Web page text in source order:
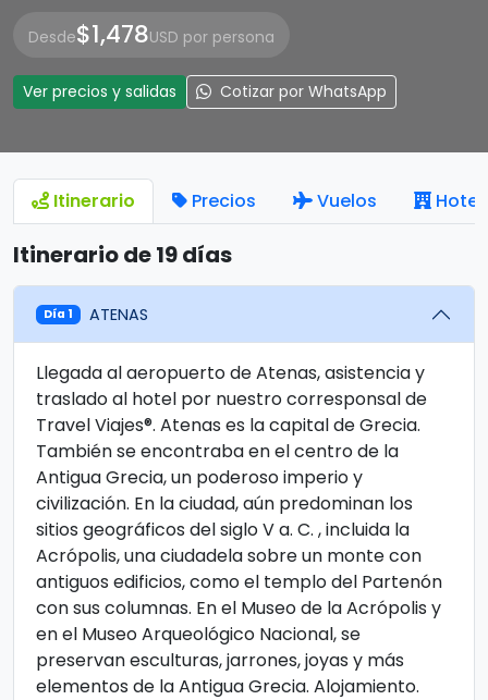
Desde$1,478USD por persona
Ver precios y salidas Cotizar por WhatsApp
Itinerario Precios Vuelos
Itinerario de 19 días
Día 1 ATENAS
Llegada al aeropuerto de Atenas, asistencia y
traslado al hotel por nuestro corresponsal de
Travel Viajes®. Atenas es la capital de Grecia.
También se encontraba en el centro de la
Antigua Grecia, un poderoso imperio y
civilización. En la ciudad, aún predominan los
sitios geográficos del siglo V a. C. , incluida la
Acrópolis, una ciudadela sobre un monte con
antiguos edificios, como el templo del Partenón
con sus columnas. En el Museo de la Acrópolis y
en el Museo Arqueológico Nacional, se
preservan esculturas, jarrones, joyas y más
elementos de la Antigua Grecia. Alojamiento.